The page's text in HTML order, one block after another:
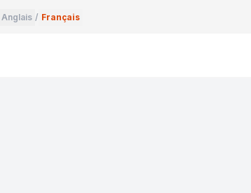
Anglais / Français